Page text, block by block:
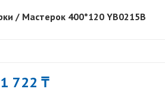
/ Мастерок 400*120 YB0215B
1 722 ₸